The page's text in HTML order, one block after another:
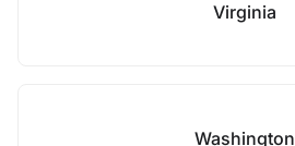
Virginia
Washington